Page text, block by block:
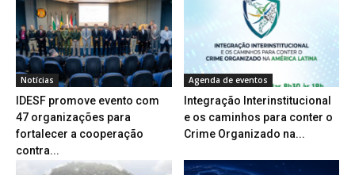
Notícias
IDESF promove evento com
47 organizações para
fortalecer a cooperação
contra...
Agenda de eventos
Integração Interinstitucional
e os caminhos para conter o
Crime Organizado na...